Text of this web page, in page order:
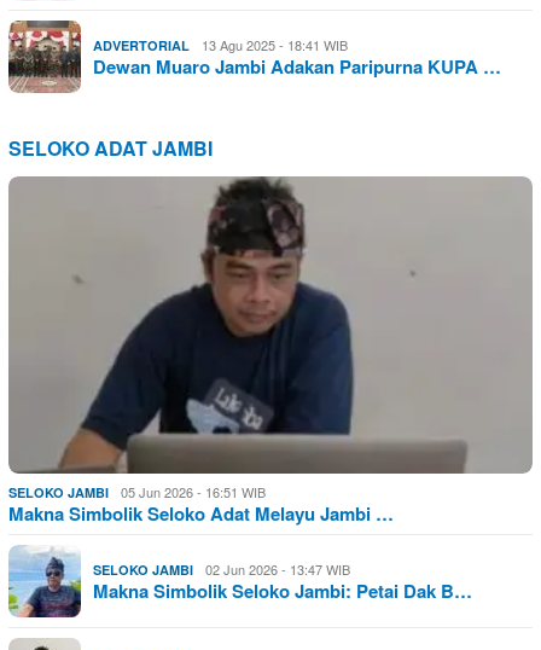
ADVERTORIAL 13 Agu 2025 - 18:41 WIB
Dewan Muaro Jambi Adakan Paripurna KUPA …
SELOKO ADAT JAMBI
SELOKO JAMBI 05 Jun 2026 - 16:51 WIB
Makna Simbolik Seloko Adat Melayu Jambi …
SELOKO JAMBI 02 Jun 2026 - 13:47 WIB
Makna Simbolik Seloko Jambi: Petai Dak B…